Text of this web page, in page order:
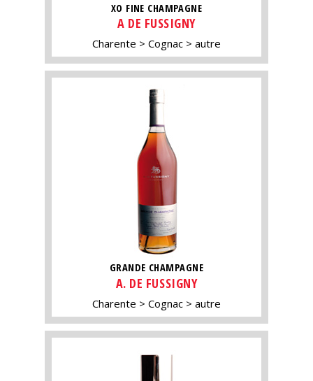
XO FINE CHAMPAGNE
A DE FUSSIGNY
Charente Cognac autre
GRANDE CHAMPAGNE
A. DE FUSSIGNY
Charente Cognac autre